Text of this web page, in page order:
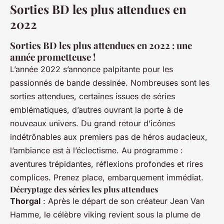
Sorties BD les plus attendues en
2022
Sorties BD les plus attendues en 2022 : une
année prometteuse !
L’année 2022 s’annonce palpitante pour les
passionnés de bande dessinée. Nombreuses sont les
sorties attendues, certaines issues de séries
emblématiques, d’autres ouvrant la porte à de
nouveaux univers. Du grand retour d’icônes
indétrônables aux premiers pas de héros audacieux,
l’ambiance est à l’éclectisme. Au programme :
aventures trépidantes, réflexions profondes et rires
complices. Prenez place, embarquement immédiat.
Décryptage des séries les plus attendues
Thorgal : Après le départ de son créateur Jean Van
Hamme, le célèbre viking revient sous la plume de